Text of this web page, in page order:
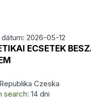
dátum: 2026-05-12
ECSETEK
Republika Czeska
search:14 dni